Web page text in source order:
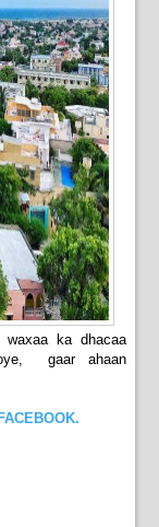
waxaa ka dhacaa
gaar ahaan